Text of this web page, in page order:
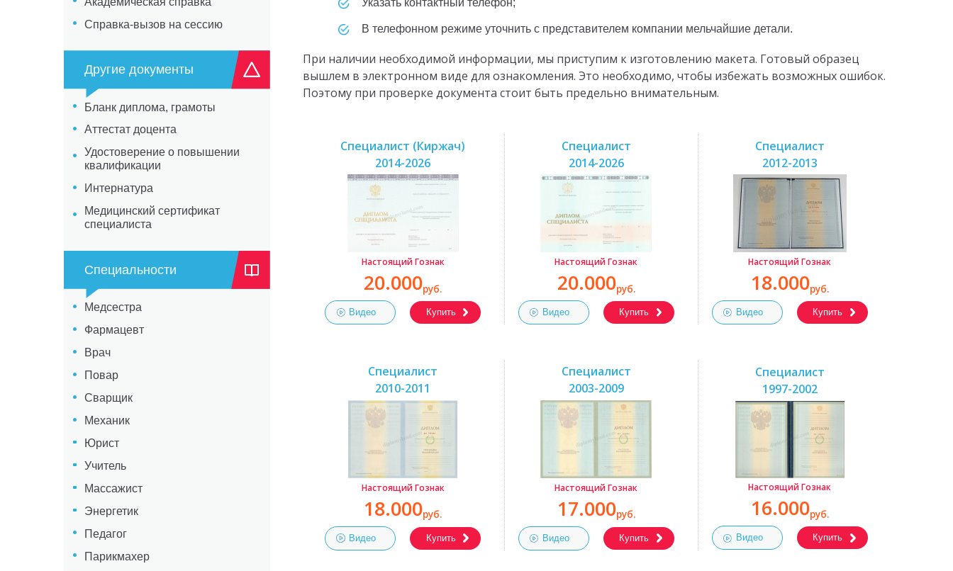
Справка-вызов на сессию
Другие документы
Бланк диплома, грамоты
Аттестат доцента
Удостоверение о повышении
квалификации
Интернатура
Медицинский сертификат
специалиста
Специальности
Медсестра
Фармацевт
Врач
Повар
Сварщик
Механик
Юрист
Учитель
Массажист
Энергетик
Педагог
Парикмахер
В телефонном режиме уточнить с представителем компании мельчайшие детали.
При наличии необходимой информации, мы приступим к изготовлению макета. Готовый образец
вышлем в электронном виде для ознакомления. Это необходимо, чтобы избежать возможных ошибок.
Поэтому при проверке документа стоит быть предельно внимательным.
Специалист (Киржач)
2014-2026
Настоящий Гознак
20.000руб.
Видео Купить
Специалист
2014-2026
Настоящий Гознак
20.000руб.
Видео Купить
Специалист
2012-2013
Настоящий Гознак
18.000руб.
Видео Купить
Специалист
2010-2011
Настоящий Гознак
18.000руб.
Видео Купить
Специалист
2003-2009
Настоящий Гознак
17.000руб.
Видео Купить
Специалист
1997-2002
Настоящий Гознак
16.000руб.
Видео Купить